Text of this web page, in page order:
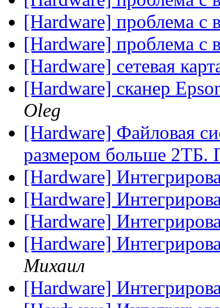
[Hardware] проблема с
[Hardware] проблема с
[Hardware] сетевая
[Hardware] сканер
Oleg
[Hardware] Файловая
размером больше 2ТБ.
[Hardware]
[Hardware]
[Hardware]
[Hardware]
Михаил
[Hardware]